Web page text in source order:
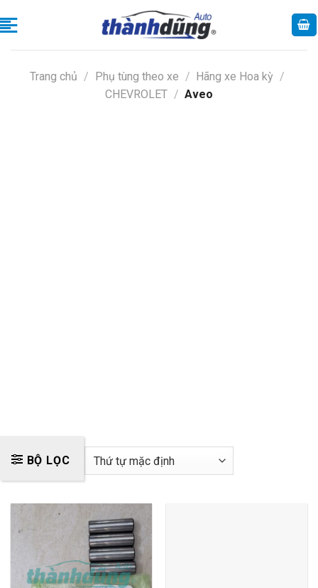
to
Trang chủ / Phụ tùng theo xe / Hãng xe Hoa kỳ /
CHEVROLET / Aveo
BỘ LỌC